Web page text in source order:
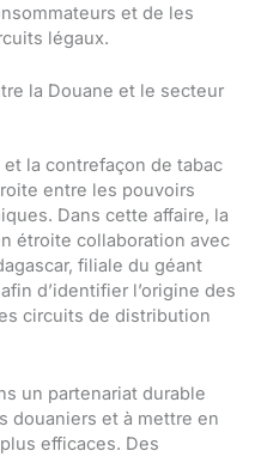
et de les
légaux.
la Douane et le secteur
la contrefaçon de tabac
entre les pouvoirs
Dans cette affaire, la
étroite collaboration avec
filiale du géant
d’identifier l’origine des
circuits de distribution
un partenariat durable
douaniers et à mettre en
efficaces. Des